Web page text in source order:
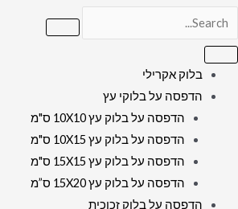
בלוק אקרילי
הדפסה על בלוקי עץ
הדפסה על בלוק עץ 10X10 ס"מ
הדפסה על בלוק עץ 10X15 ס"מ
הדפסה על בלוק עץ 15X15 ס"מ
הדפסה על בלוק עץ 15X20 ס”מ
הדפסה על בלוק זכוכית